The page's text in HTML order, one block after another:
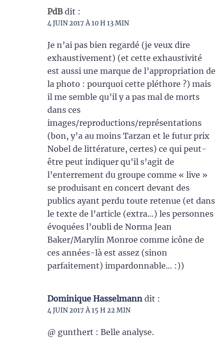
PdB dit :
4 JUIN 2017 À 10 H 13 MIN
Je n’ai pas bien regardé (je veux dire
exhaustivement) (et cette exhaustivité
est aussi une marque de l’appropriation de
la photo : pourquoi cette pléthore ?) mais
il me semble qu’il y a pas mal de morts
dans ces
images/reproductions/représentations
(bon, y’a au moins Tarzan et le futur prix
Nobel de littérature, certes) ce qui peut-
être peut indiquer qu’il s’agit de
l’enterrement du groupe comme « live »
se produisant en concert devant des
publics ayant perdu toute retenue (et dans
le texte de l’article (extra…) les personnes
évoquées l’oubli de Norma Jean
Baker/Marylin Monroe comme icône de
ces années-là est assez (sinon
parfaitement) impardonnable… :))
Dominique Hasselmann dit :
4 JUIN 2017 À 15 H 22 MIN
@ gunthert : Belle analyse.